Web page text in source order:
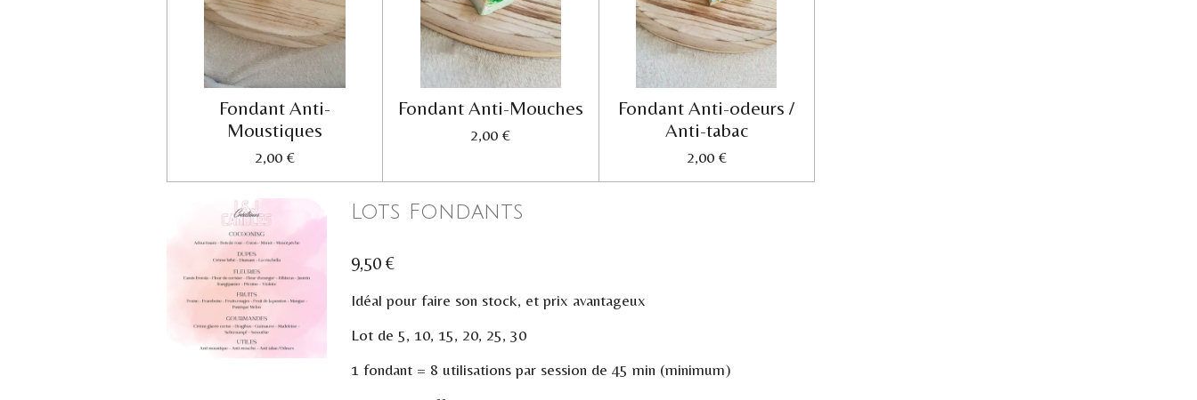
Fondant Anti-
Moustiques
2,00 €
Fondant Anti-Mouches
2,00 €
Fondant Anti-odeurs /
Anti-tabac
2,00 €
Lots Fondants
9,50 €
Idéal pour faire son stock, et prix avantageux
Lot de 5, 10, 15, 20, 25, 30
1 fondant = 8 utilisations par session de 45 min (minimum)